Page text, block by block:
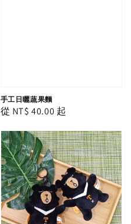
手工日曬蔬果麵
Regular
從 NT$ 40.00 起